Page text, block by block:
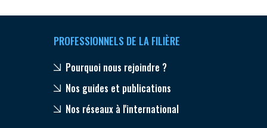
PROFESSIONNELS DE LA FILIÈRE
Pourquoi nous rejoindre ?
Nos guides et publications
Nos réseaux à l'international